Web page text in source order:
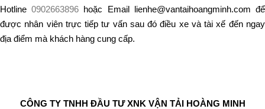
Hotline0902663896 hoặc Email lienhe@vantaihoangminh.com để
được nhân viên trực tiếp tư vấn sau đó điều xe và tài xế đến ngay
địa điểm mà khách hàng cung cấp.
CÔNG TY TNHH ĐẦU TƯ XNK VẬN TẢI HOÀNG MINH